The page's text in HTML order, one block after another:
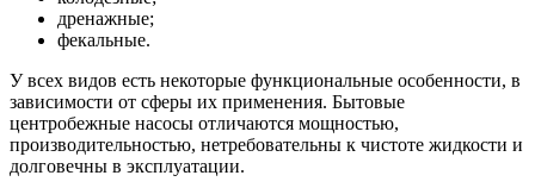
дренажные;
фекальные.
У всех видов есть некоторые функциональные особенности, в
зависимости от сферы их применения. Бытовые
центробежные насосы отличаются мощностью,
производительностью, нетребовательны к чистоте жидкости и
долговечны в эксплуатации.